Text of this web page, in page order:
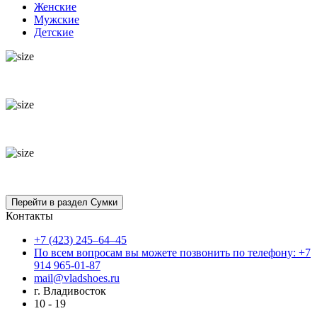
Женские
Мужские
Детские
Контакты
+7 (423) 245–64–45
По всем вопросам вы можете позвонить по телефону: +7
914 965-01-87
mail@vladshoes.ru
г. Владивосток
10 - 19